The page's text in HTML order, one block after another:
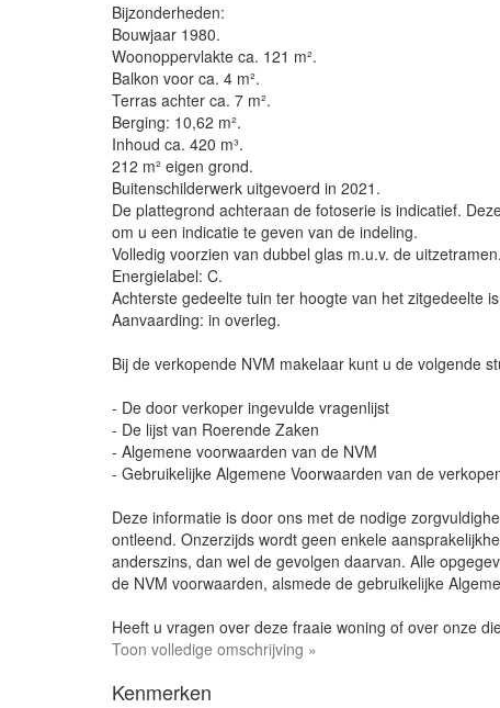
Bijzonderheden:
Bouwjaar 1980.
Woonoppervlakte ca. 121 m².
Balkon voor ca. 4 m².
Terras achter ca. 7 m².
Berging: 10,62 m².
Inhoud ca. 420 m³.
212 m² eigen grond.
Buitenschilderwerk uitgevoerd in 2021.
De plattegrond achteraan de fotoserie is indicatief.
om u een indicatie te geven van de indeling.
Volledig voorzien van dubbel glas m.u.v. de uitzetramen.
Energielabel: C.
Achterste gedeelte tuin ter hoogte van het zitgedeelte
Aanvaarding: in overleg.
Bij de verkopende NVM makelaar kunt u de volgende
- De door verkoper ingevulde vragenlijst
- De lijst van Roerende Zaken
- Algemene voorwaarden van de NVM
- Gebruikelijke Algemene Voorwaarden van de
Deze informatie is door ons met de nodige
ontleend. Onzerzijds wordt geen enkele
anderszins, dan wel de gevolgen daarvan. Alle
de NVM voorwaarden, alsmede de gebruikelijke
Heeft u vragen over deze fraaie woning of over onze
Toon volledige omschrijving »
Kenmerken